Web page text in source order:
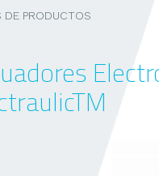
DE PRODUCTOS